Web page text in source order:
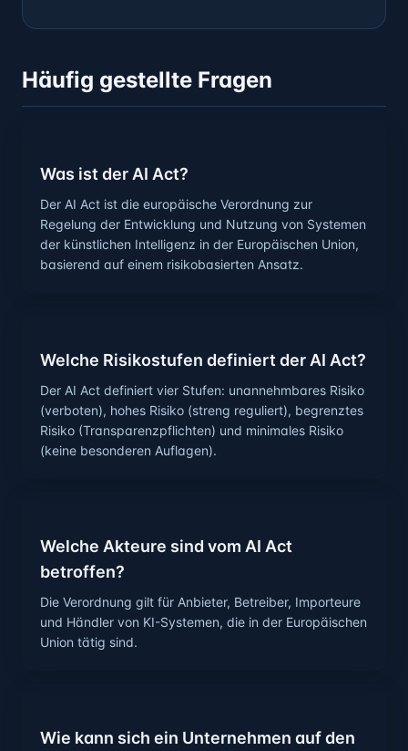
Häufig gestellte Fragen
Was ist der AI Act?
Der AI Act ist die europäische Verordnung zur
Regelung der Entwicklung und Nutzung von Systemen
der künstlichen Intelligenz in der Europäischen Union,
basierend auf einem risikobasierten Ansatz.
Welche Risikostufen definiert der AI Act?
Der AI Act definiert vier Stufen: unannehmbares Risiko
(verboten), hohes Risiko (streng reguliert), begrenztes
Risiko (Transparenzpflichten) und minimales Risiko
(keine besonderen Auflagen).
Welche Akteure sind vom AI Act
betroffen?
Die Verordnung gilt für Anbieter, Betreiber, Importeure
und Händler von KI-Systemen, die in der Europäischen
Union tätig sind.
Wie kann sich ein Unternehmen auf den